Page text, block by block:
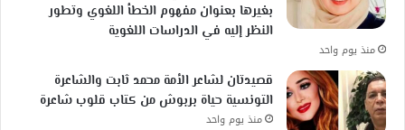
بغيرها بعنوان مفهوم الخطأ اللغوي وتطور
النظر إليه في الدراسات اللغوية
منذ يوم واحد
قصيدتان لشاعر الأمة محمد ثابت والشاعرة
التونسية حياة بربوش من كتاب قلوب شاعرة
منذ يوم واحد